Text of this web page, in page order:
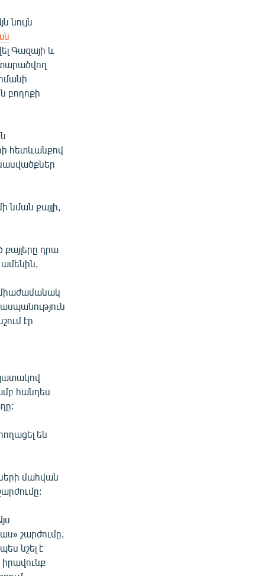
նույն
Գազայի և
բողոքի
հետևանքով
նման քայլի,
դրա
ամենին,
միաժամանակ
էր
հանդես
են
մահվան
շարժումը,
նշել է